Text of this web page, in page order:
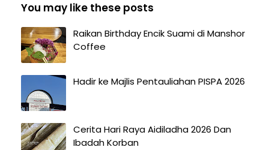
You may like these posts
Raikan Birthday Encik Suami di Manshor
Coffee
Hadir ke Majlis Pentauliahan PISPA 2026
Cerita Hari Raya Aidiladha 2026 Dan
Ibadah Korban